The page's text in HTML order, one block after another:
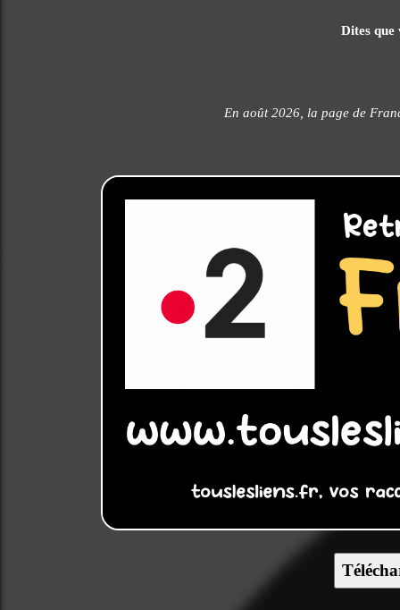
Dites que
En août 2026, la page de